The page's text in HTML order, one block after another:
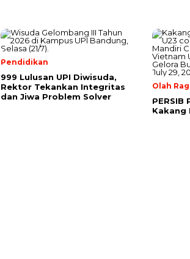
Pendidikan
999 Lulusan UPI Diwisuda,
Rektor Tekankan Integritas
dan Jiwa Problem Solver
Olah
Kakang